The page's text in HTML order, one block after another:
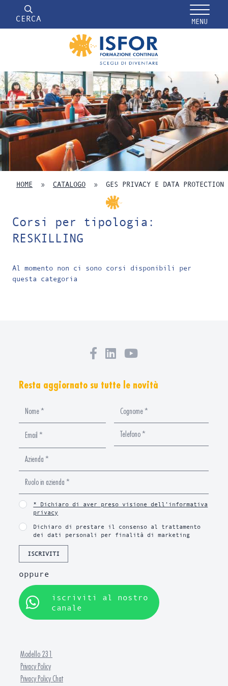
CERCA MENU
HOME » CATALOGO » GES PRIVACY E DATA PROTECTION
Corsi per tipologia:
RESKILLING
Al momento non ci sono corsi disponibili per
questa categoria
Resta aggiornato su tutte le novità
* Dichiaro di aver preso visione dell’informativa
privacy
Dichiaro di prestare il consenso al trattamento
dei dati personali per finalità di marketing
ISCRIVITI
oppure
iscriviti al nostro
canale
Modello 231
Privacy Policy
Privacy Policy Chat